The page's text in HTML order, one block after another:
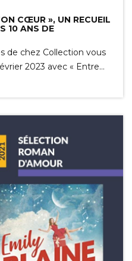
CŒUR », UN RECUEIL
10 ANS DE
de chez Collection vous
2023 avec « Entre…